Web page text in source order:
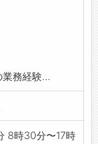
揮していただ
メンテナンス
務経験...
8時30分〜17時